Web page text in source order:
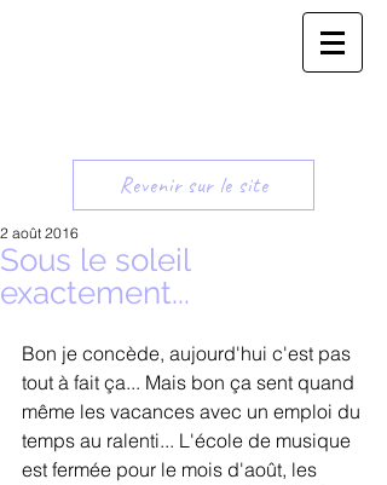
Revenir sur le site
Sous le soleil
exactement...
2 août 2016
Bon je concède, aujourd'hui c'est pas
tout à fait ça... Mais bon ça sent quand
même les vacances avec un emploi du
temps au ralenti... L'école de musique
est fermée pour le mois d'août, les